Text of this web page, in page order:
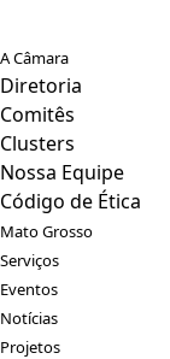
A Câmara
Diretoria
Comitês
Clusters
Nossa Equipe
Código de Ética
Mato Grosso
Serviços
Eventos
Notícias
Projetos